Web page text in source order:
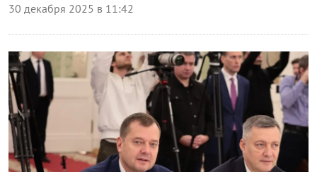
30 декабря 2025 в 11:42
Власть